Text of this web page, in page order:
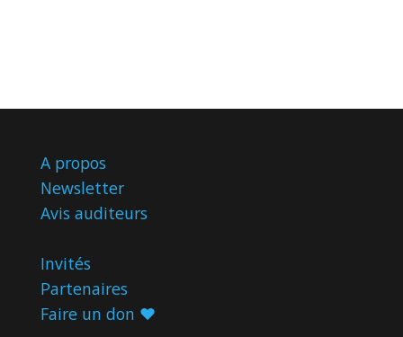
A propos
Newsletter
Avis auditeurs
Invités
Partenaires
Faire un don ♥️